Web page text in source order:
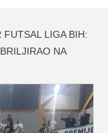
FUTSAL LIGA BIH:
NA